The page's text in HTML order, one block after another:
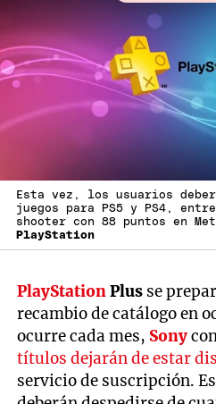
Esta vez, los usuarios
juegos para PS5 y PS4,
shooter con 88 puntos en
PlayStation
PlayStationPlus se
recambio de catálogo en
ocurre cada mes, Sony
títulos dejarán de estar
servicio de suscripción.